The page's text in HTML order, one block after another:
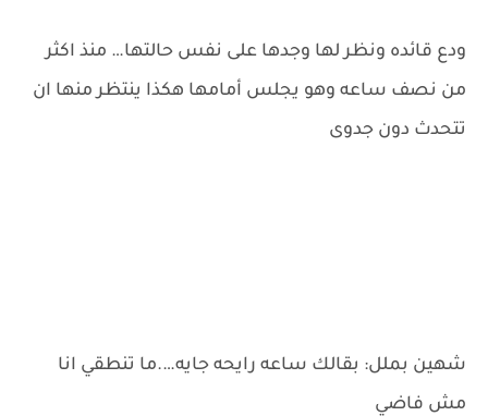
ودع قائده ونظر لها وجدها على نفس حالتها… منذ اكثر
من نصف ساعه وهو يجلس أمامها هكذا ينتظر منها ان
تتحدث دون جدوى
شهين بملل: بقالك ساعه رايحه جايه….ما تنطقي انا
مش فاضي